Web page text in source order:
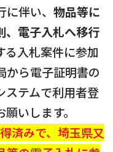
伴い、 物品等に
、電子入札へ移行
る入札案件に参加
から電子証明書の
ステムで利用者登
いします。
済みで、埼玉県又